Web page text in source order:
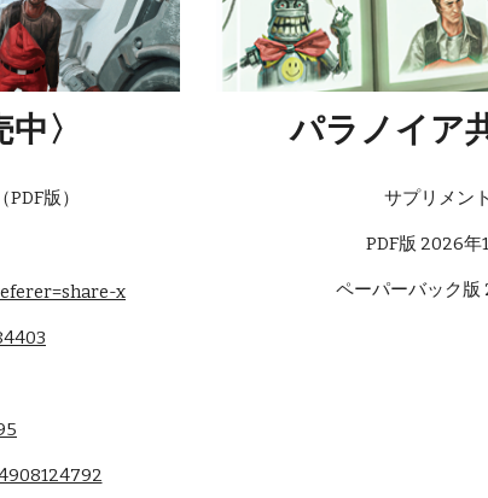
〉
版）
x
パラノイア
サプリメン
PDF版 2026
ペーパーバック